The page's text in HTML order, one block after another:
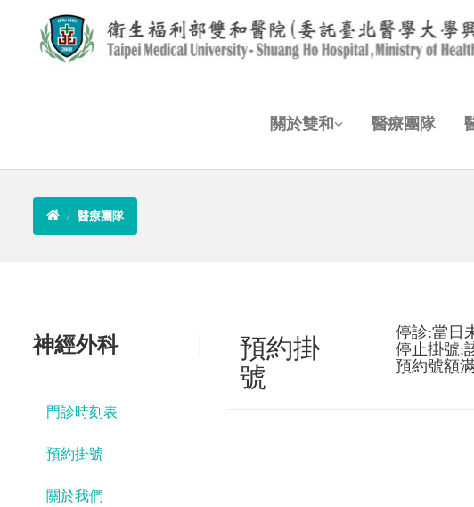
關於雙和 醫療團隊
醫療團隊
神經外科
門診時刻表
預約掛號
關於我們
預約掛
號
停診:當
停止掛號:
預約號額